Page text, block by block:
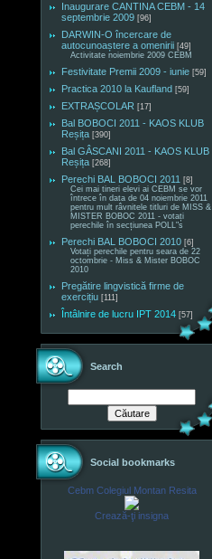
Inaugurare CANTINA CEBM - 14
septembrie 2009 [96]
DARWIN-O încercare de
autocunoaștere a omenirii [49]
Activitate noiembrie 2009 CEBM
Festivitate Premii 2009 - iunie [59]
Practica 2010 la Kaufland [59]
EXTRAȘCOLAR [17]
Bal BOBOCI 2011 - KAOS KLUB
Reșița [390]
Bal GÂSCANI 2011 - KAOS KLUB
Reșița [268]
Perechi BAL BOBOCI 2011 [8]
Cei mai tineri elevi ai CEBM se vor
întrece în data de 04 noiembrie 2011
pentru mult râvnitele titluri de MISS &
MISTER BOBOC 2011 - votați
perechile în secțiunea POLL"s
Perechi BAL BOBOCI 2010 [6]
Votați perechile pentru seara de 22
octombrie - Miss & Mister BOBOC
2010
Pregătire lingvistică firme de
exercițiu [111]
Întâlnire de lucru IPT 2014 [57]
Search
Social bookmarks
Cebm Colegiul Montan Resita
Crează-ţi insigna